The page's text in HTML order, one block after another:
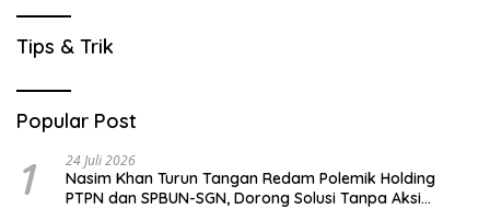
Tips & Trik
Popular Post
1 24 Juli 2026
Nasim Khan Turun Tangan Redam Polemik Holding
PTPN dan SPBUN-SGN, Dorong Solusi Tanpa Aksi